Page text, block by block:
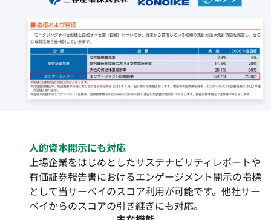
人的資本開示にも対応
上場企業をはじめとしたサステナビリティレポートや
有価証券報告書におけるエンゲージメント開示の指標
として当サーベイのスコア利用が可能です。他社サー
ベイからのスコアの引き継ぎにも対応。